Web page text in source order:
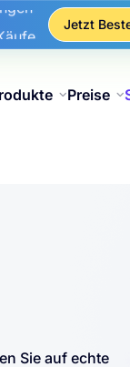
Jetzt
Preise
Sie auf echte